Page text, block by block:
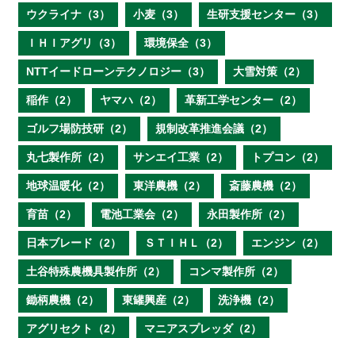
ウクライナ（3） 小麦（3） 生研支援センター（3）
ＩＨＩアグリ（3） 環境保全（3）
NTTイードローンテクノロジー（3） 大雪対策（2）
稲作（2） ヤマハ（2） 革新工学センター（2）
ゴルフ場防技研（2） 規制改革推進会議（2）
丸七製作所（2） サンエイ工業（2） トプコン（2）
地球温暖化（2） 東洋農機（2） 斎藤農機（2）
育苗（2） 電池工業会（2） 永田製作所（2）
日本ブレード（2） ＳＴＩＨＬ（2） エンジン（2）
土谷特殊農機具製作所（2） コンマ製作所（2）
鋤柄農機（2） 東罐興産（2） 洗浄機（2）
アグリセクト（2） マニアスプレッダ（2）